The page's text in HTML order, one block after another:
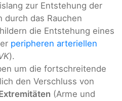
zur Entstehung der
durch das Rauchen
die Entstehung eines
peripheren arteriellen
).
um die fortschreitende
den Verschluss von
(Arme und